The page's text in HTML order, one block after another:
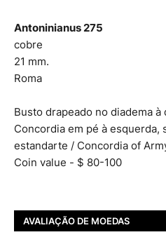
Antoninianus 275
cobre
21 mm.
Roma
Busto drapeado no diadema
Concordia em pé à esquerda,
estandarte / Concordia of
Coin value - $ 80-100
AVALIAÇÃO DE MOEDAS